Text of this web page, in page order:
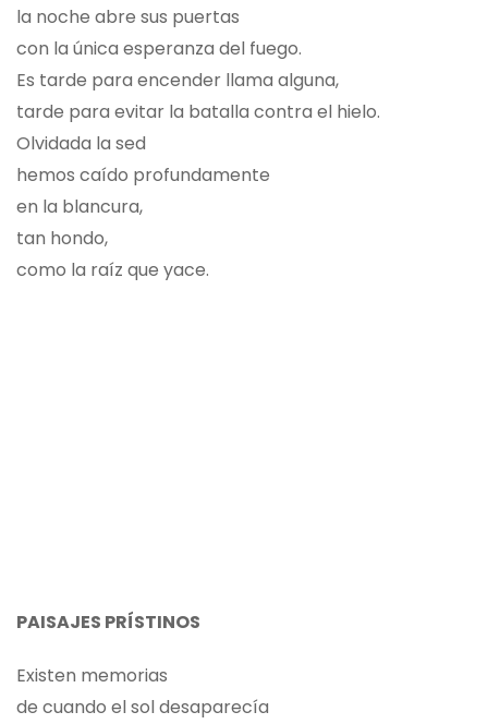
la noche abre sus puertas
con la única esperanza del fuego.
Es tarde para encender llama alguna,
tarde para evitar la batalla contra el hielo.
Olvidada la sed
hemos caído profundamente
en la blancura,
tan hondo,
como la raíz que yace.
PAISAJES PRÍSTINOS
Existen memorias
de cuando el sol desaparecía